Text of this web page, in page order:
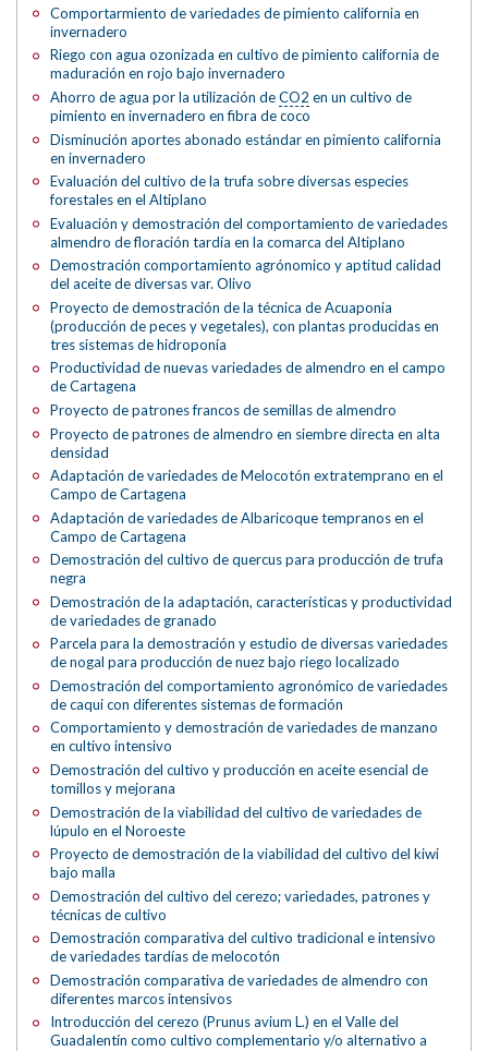
Comportarmiento de variedades de pimiento california en
invernadero
Riego con agua ozonizada en cultivo de pimiento california de
maduración en rojo bajo invernadero
Ahorro de agua por la utilización deCO2 en un cultivo de
pimiento en invernadero en fibra de coco
Disminución aportes abonado estándar en pimiento california
en invernadero
Evaluación del cultivo de la trufa sobre diversas especies
forestales en el Altiplano
Evaluación y demostración del comportamiento de variedades
almendro de floración tardía en la comarca del Altiplano
Demostración comportamiento agrónomico y aptitud calidad
del aceite de diversas var. Olivo
Proyecto de demostración de la técnica de Acuaponia
(producción de peces y vegetales), con plantas producidas en
tres sistemas de hidroponía
Productividad de nuevas variedades de almendro en el campo
de Cartagena
Proyecto de patrones francos de semillas de almendro
Proyecto de patrones de almendro en siembre directa en alta
densidad
Adaptación de variedades de Melocotón extratemprano en el
Campo de Cartagena
Adaptación de variedades de Albaricoque tempranos en el
Campo de Cartagena
Demostración del cultivo de quercus para producción de trufa
negra
Demostración de la adaptación, características y productividad
de variedades de granado
Parcela para la demostración y estudio de diversas variedades
de nogal para producción de nuez bajo riego localizado
Demostración del comportamiento agronómico de variedades
de caqui con diferentes sistemas de formación
Comportamiento y demostración de variedades de manzano
en cultivo intensivo
Demostración del cultivo y producción en aceite esencial de
tomillos y mejorana
Demostración de la viabilidad del cultivo de variedades de
lúpulo en el Noroeste
Proyecto de demostración de la viabilidad del cultivo del kiwi
bajo malla
Demostración del cultivo del cerezo; variedades, patrones y
técnicas de cultivo
Demostración comparativa del cultivo tradicional e intensivo
de variedades tardías de melocotón
Demostración comparativa de variedades de almendro con
diferentes marcos intensivos
Introducción del cerezo (Prunus avium L.) en el Valle del
Guadalentín como cultivo complementario y/o alternativo a